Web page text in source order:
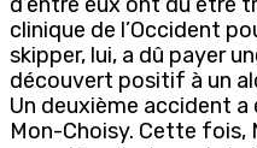
clinique de l’Occident
skipper, lui, a dû payer
découvert positif à un
Un deuxième accident a
Mon-Choisy. Cette fois,